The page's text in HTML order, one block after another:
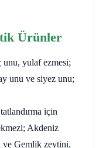
Ürünler
yulaf ezmesi;
unu ve siyez unu;
için
Akdeniz
ve Gemlik zeytini.